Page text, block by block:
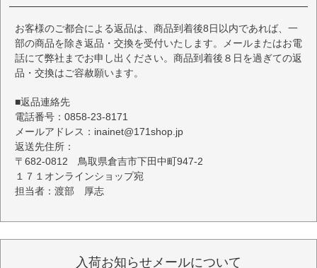
お客様のご都合による返品は、商品到着後8日以内であれば、一
部の商品を除き返品・交換を受付いたします。メールまたはお電
話にて弊社までお申し出ください。商品到着後８日を過ぎての返
品・交換はご容赦願います。
■返品連絡先
電話番号：0858-23-8171
メールアドレス：inainet@171shop.jp
返送先住所：
〒682-0812 鳥取県倉吉市下田中町947-2
１７１オンラインショップ宛
担当者：渡部 厚志
入荷お知らせメールについて